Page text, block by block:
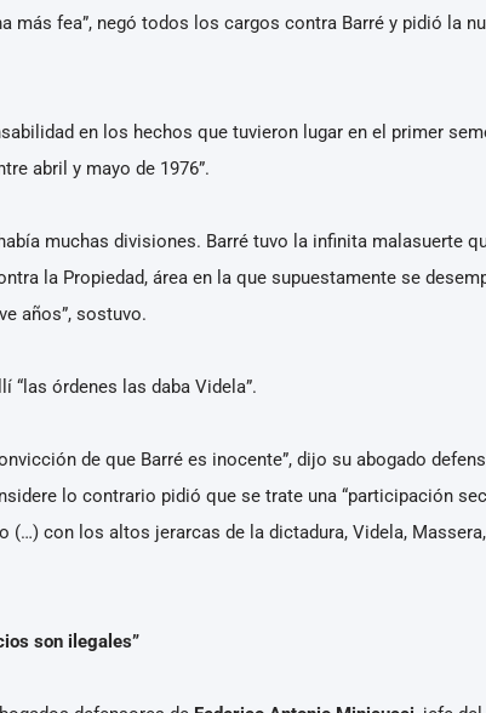
más fea”, negó todos los cargos contra Barré y pidió la
en los hechos que tuvieron lugar en el primer
abril y mayo de 1976”.
muchas divisiones. Barré tuvo la infinita malasuerte
la Propiedad, área en la que supuestamente se
años”, sostuvo.
“las órdenes las daba Videla”.
de que Barré es inocente”, dijo su abogado
lo contrario pidió que se trate una “participación
(…) con los altos jerarcas de la dictadura, Videla,
son ilegales”